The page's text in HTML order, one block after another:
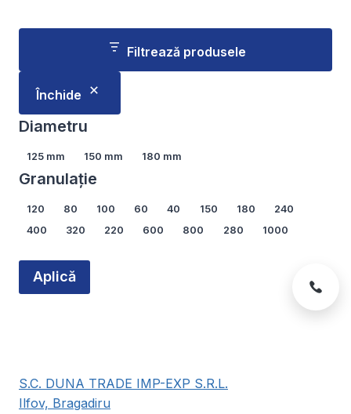
produs
multe
variații.
Opțiunile
alese
Filtrează produsele
Închide
Diametru
Diametru
125 mm 150 mm 180 mm
Granulație
Granulație
120 80 100 60 40 150 180
240
400
320 220 600 800 280 1000
Aplică
S.C. DUNA TRADE IMP-EXP S.R.L.
Ilfov, Bragadiru